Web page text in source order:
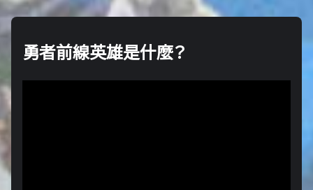
勇者前線英雄是什麼？